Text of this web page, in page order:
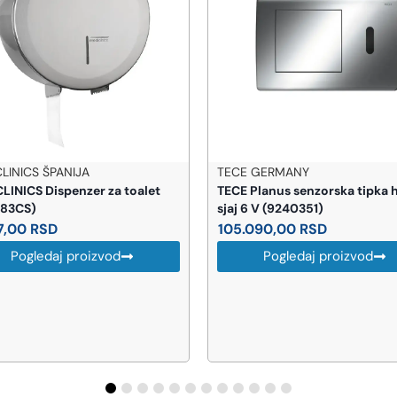
GERMANY
Planus senzorska tipka hrom
V (9240351)
RSD
Pogledaj proizvod
BEMETA
BEMETA Gamma držač
(145608320)
1.802,00RSD
Pogledaj proizvod